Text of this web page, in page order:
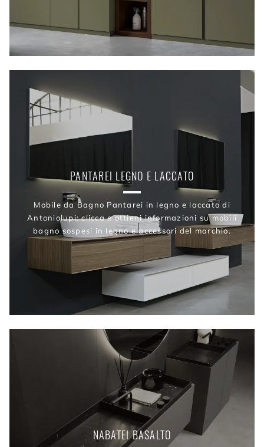
PANTAREI LEGNO E LACCATO
Mobile da Bagno Pantarei in legno e laccato di
Antoniolupi: clicca e ottieni informazioni su mobili
bagno sospesi in legno e accessori del marchio.
NABATEI BASALTO